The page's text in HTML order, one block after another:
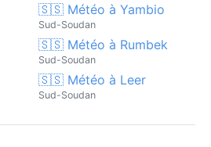
🇸🇸 Météo à Yambio
Sud-Soudan
🇸🇸 Météo à Rumbek
Sud-Soudan
🇸🇸 Météo à Leer
Sud-Soudan